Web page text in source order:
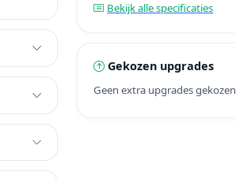
Bekijk alle specificaties
Gekozen upgrades
Geen extra upgrades gekozen